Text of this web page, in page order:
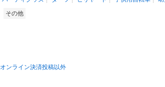
その他
オンライン決済投稿以外